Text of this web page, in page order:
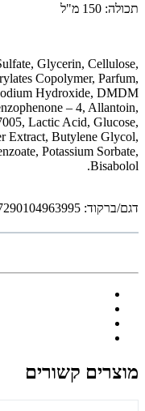
תכולה: 150 מ"ל
Glycerin, Cellulose,
Copolymer, Parfum,
Hydroxide, DMDM
– 4, Allantoin,
Lactic Acid, Glucose,
Extract, Butylene Glycol,
Potassium Sorbate,
Bisabolol.
דגם/ברקוד: 7290104963995
מוצרים קשורים